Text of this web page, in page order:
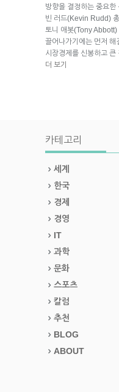
방향을 결정하는 중요한
빈 러드(Kevin Rudd)
토니 애봇(Tony Abbott)
끌어나가기에는 먼저 해
시장경제를 신봉하고
더 보기
카테고리
세계
한국
경제
경영
IT
과학
문화
스포츠
칼럼
추천
BLOG
ABOUT